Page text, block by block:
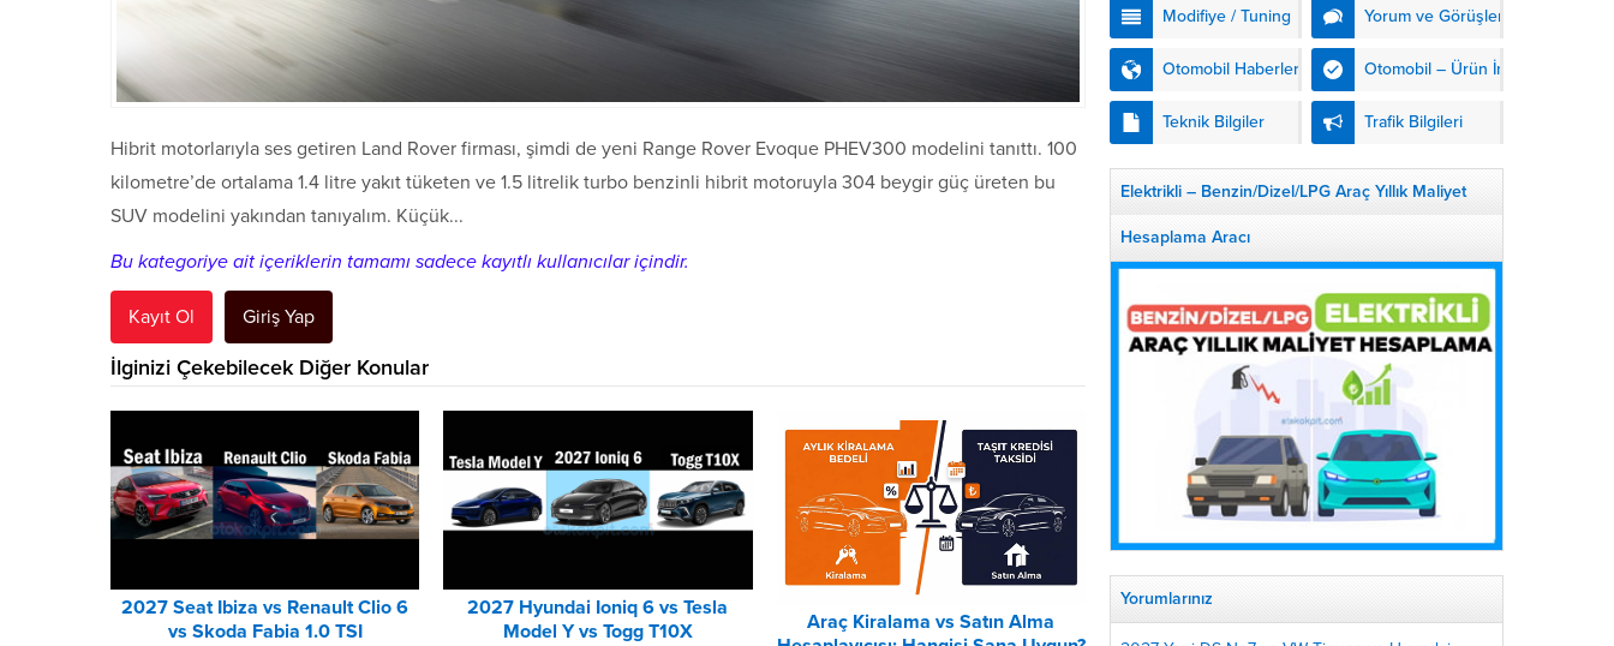
Hibrit motorlarıyla ses getiren Land Rover firması, şimdi de yeni Range Rover Evoque PHEV300 modelini tanıttı. 100
kilometre’de ortalama 1.4 litre yakıt tüketen ve 1.5 litrelik turbo benzinli hibrit motoruyla 304 beygir güç üreten bu
SUV modelini yakından tanıyalım. Küçük...
Bu kategoriye ait içeriklerin tamamı sadece kayıtlı kullanıcılar içindir.
Kayıt Ol Giriş Yap
İlginizi Çekebilecek Diğer Konular
2027 Seat Ibiza vs Renault Clio 6
vs Skoda Fabia 1.0 TSI
2027 Hyundai Ioniq 6 vs Tesla
Model Y vs Togg T10X
Araç Kiralama vs Satın Alma
Modifiye / Tuning Yorum ve Görüşler
Otomobil Haberleri Otomobil – Ürün İnceleme
Teknik Bilgiler Trafik Bilgileri
Elektrikli – Benzin/Dizel/LPG Araç Yıllık Maliyet
Hesaplama Aracı
Yorumlarınız